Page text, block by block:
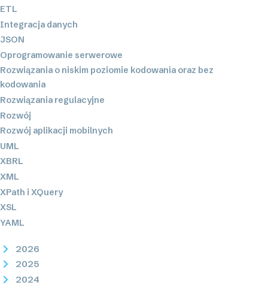
ETL
Integracja danych
JSON
Oprogramowanie serwerowe
Rozwiązania o niskim poziomie kodowania oraz bez
kodowania
Rozwiązania regulacyjne
Rozwój
Rozwój aplikacji mobilnych
UML
XBRL
XML
XPath i XQuery
XSL
YAML
2026
2025
2024